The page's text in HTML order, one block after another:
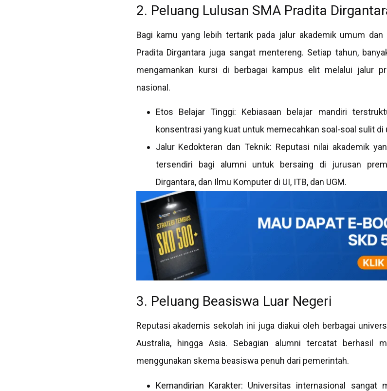
2. Peluang Lulusan SMA Pradita
Bagi kamu yang lebih tertarik pada jalur akademik umum
Pradita Dirgantara juga sangat mentereng. Setiap tahun,
mengamankan kursi di berbagai kampus elit melalui jalur
nasional.
Etos Belajar Tinggi: Kebiasaan belajar mandiri
konsentrasi yang kuat untuk memecahkan soal-soal sulit
Jalur Kedokteran dan Teknik: Reputasi nilai akademik
tersendiri bagi alumni untuk bersaing di jurusan
Dirgantara, dan Ilmu Komputer di UI, ITB, dan UGM.
3. Peluang Beasiswa Luar Negeri
Reputasi akademis sekolah ini juga diakui oleh berbagai
Australia, hingga Asia. Sebagian alumni tercatat berhasil
menggunakan skema beasiswa penuh dari pemerintah.
Kemandirian Karakter: Universitas internasional sangat